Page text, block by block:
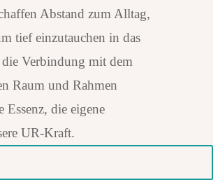
Abstand zum Alltag,
tief einzutauchen in das
Verbindung mit dem
Raum und Rahmen
die eigene
UR-Kraft.